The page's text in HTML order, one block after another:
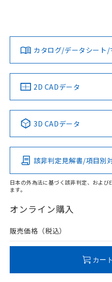
タイムチャート
以上、n: 70mm以上
検出領域
ダウンロードデータをご利用
みください。
ソフトウェアの使用条件
対応済み
中国 RoHS 注意事項・凡例
Pb Hg
O
在庫等で未対応品が混在する
問い合わせください。
LR型式承認
（イギリス
船舶規格）
DNV型式承認
（ノルウェー
No No
この製品
その他の認証はこちら
カタログ/データシート/
2D CADデータ
3D CADデータ
該非判定見解書/項目別
日本の外為法に基づく該非判定、および
ます。
オンライン購入
販売価格（税込）
カー